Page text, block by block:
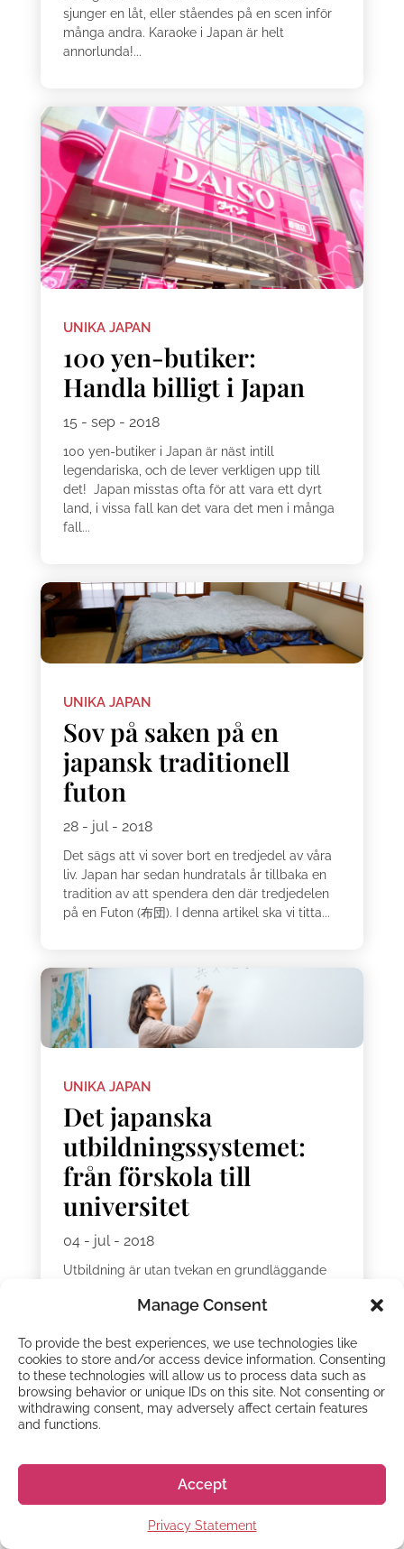
Manage Consent
To provide the best experiences, we use technologies like
cookies to store and/or access device information. Consenting
to these technologies will allow us to process data such as
browsing behavior or unique IDs on this site. Not consenting or
withdrawing consent, may adversely affect certain features
and functions.
Accept
Privacy Statement
sjunger en låt, eller ståendes på en scen inför
många andra. Karaoke i Japan är helt
annorlunda!...
UNIKA JAPAN
100 yen-butiker:
Handla billigt i Japan
15 - sep - 2018
100 yen-butiker i Japan är näst intill
legendariska, och de lever verkligen upp till
det! Japan misstas ofta för att vara ett dyrt
land, i vissa fall kan det vara det men i många
fall...
UNIKA JAPAN
Sov på saken på en
japansk traditionell
futon
28 - jul - 2018
Det sägs att vi sover bort en tredjedel av våra
liv. Japan har sedan hundratals år tillbaka en
tradition av att spendera den där tredjedelen
på en Futon (布団). I denna artikel ska vi titta...
UNIKA JAPAN
Det japanska
utbildningssystemet:
från förskola till
universitet
04 - jul - 2018
Utbildning är utan tvekan en grundläggande
Varje land har sina egna metoder för att
av den unika kulturen som är...
UNIKA JAPAN